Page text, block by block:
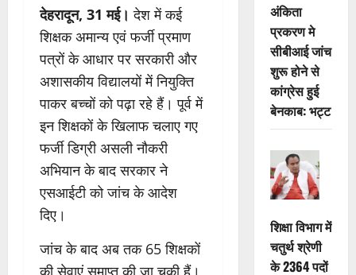
देहरादून, 31 मई। देश में कई
शिक्षक अमान्य एवं फर्जी प्रमाण
पत्रों के आधार पर सरकारी और
अशासकीय विद्यालयों में नियुक्ति
पाकर बच्चों को पढ़ा रहे हैं। पूर्व में
इन शिक्षकों के खिलाफ चलाए गए
फर्जी डिग्री असली नौकरी
अभियान के बाद सरकार ने
एसआईटी को जांच के आदेश
दिए।
जांच के बाद अब तक 65 शिक्षकों
की सेवाएं समाप्त की जा चुकी हैं।
अंकिता
प्रकरण मे
सीबीआई जांच
शुरू होने से
कांग्रेस हुई
बेनकाब: भट्ट
शिक्षा विभाग में
चतुर्थ श्रेणी
के 2364 पदों